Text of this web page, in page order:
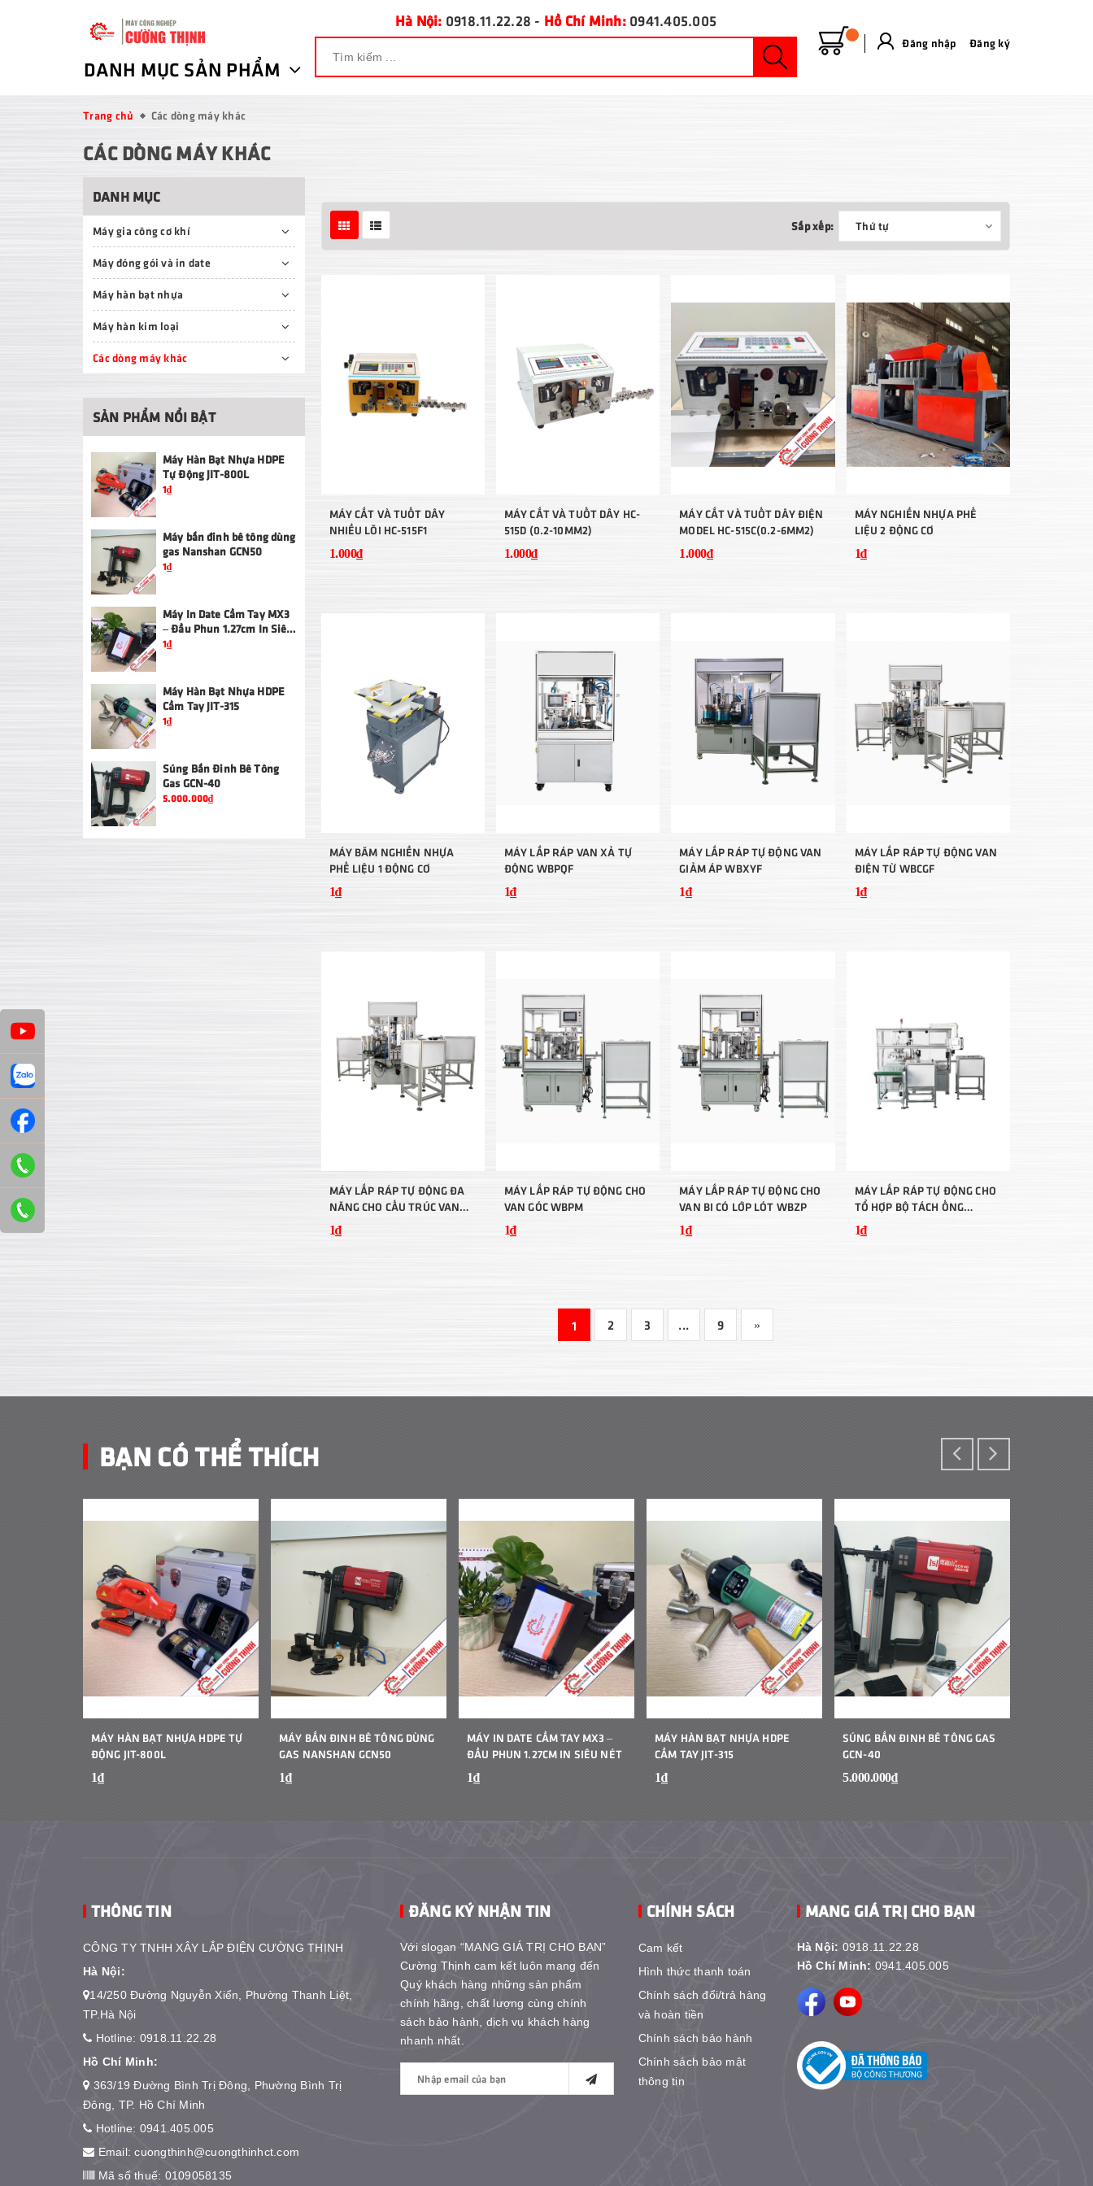
DANH MỤC SẢN PHẨM
Hà Nội: 0918.11.22.28 - Hồ Chí Minh: 0941.405.005
Đăng nhập Đăng ký
Trang chủ Các dòng máy khác
CÁC DÒNG MÁY KHÁC
Sắp xếp: Thứ tự
MÁY CẮT VÀ TUỐT DÂY
NHIỀU LÕI HC-515F1
1.000₫
MÁY CẮT VÀ TUỐT DÂY HC-
515D (0.2-10MM2)
1.000₫
MÁY CẮT VÀ TUỐT DÂY ĐIỆN
MODEL HC-515C(0.2-6MM2)
1.000₫
MÁY NGHIỀN NHỰA PHẾ
LIỆU 2 ĐỘNG CƠ
1₫
MÁY BĂM NGHIỀN NHỰA
PHẾ LIỆU 1 ĐỘNG CƠ
1₫
MÁY LẮP RÁP VAN XẢ TỰ
ĐỘNG WBPQF
1₫
MÁY LẮP RÁP TỰ ĐỘNG VAN
GIẢM ÁP WBXYF
1₫
MÁY LẮP RÁP TỰ ĐỘNG VAN
ĐIỆN TỪ WBCGF
1₫
MÁY LẮP RÁP TỰ ĐỘNG ĐA
NĂNG CHO CẤU TRÚC VAN
WBZP
1₫
MÁY LẮP RÁP TỰ ĐỘNG CHO
VAN GÓC WBPM
1₫
MÁY LẮP RÁP TỰ ĐỘNG CHO
VAN BI CÓ LỚP LÓT WBZP
1₫
MÁY LẮP RÁP TỰ ĐỘNG CHO
TỔ HỢP BỘ TÁCH ỐNG
WBFSQ
1₫
1 2 3 ... 9 »
DANH MỤC
Máy gia công cơ khí
Máy đóng gói và in date
Máy hàn bạt nhựa
Máy hàn kim loại
Các dòng máy khác
SẢN PHẨM NỔI BẬT
Máy Hàn Bạt Nhựa HDPE
Tự Động JIT-800L
1₫
Máy bắn đinh bê tông dùng
gas Nanshan GCN50
1₫
Máy In Date Cầm Tay MX3
– Đầu Phun 1.27cm In Siêu
Nét
1₫
Máy Hàn Bạt Nhựa HDPE
Cầm Tay JIT-315
1₫
Súng Bắn Đinh Bê Tông
Gas GCN-40
5.000.000₫
BẠN CÓ THỂ THÍCH
MÁY HÀN BẠT NHỰA HDPE TỰ
ĐỘNG JIT-800L
1₫
MÁY BẮN ĐINH BÊ TÔNG DÙNG
GAS NANSHAN GCN50
1₫
MÁY IN DATE CẦM TAY MX3 –
ĐẦU PHUN 1.27CM IN SIÊU NÉT
1₫
MÁY HÀN BẠT NHỰA HDPE
CẦM TAY JIT-315
1₫
SÚNG BẮN ĐINH BÊ TÔNG GAS
GCN-40
5.000.000₫
THÔNG TIN
CÔNG TY TNHH XÂY LẮP ĐIỆN CƯỜNG THỊNH
Hà Nội:
14/250 Đường Nguyễn Xiển, Phường Thanh Liệt,
TP.Hà Nội
Hotline: 0918.11.22.28
Hồ Chí Minh:
363/19 Đường Bình Trị Đông, Phường Bình Trị
Đông, TP. Hồ Chí Minh
Hotline: 0941.405.005
Email:cuongthinh@cuongthinhct.com
Mã số thuế: 0109058135
ĐĂNG KÝ NHẬN TIN
Với slogan “MANG GIÁ TRỊ CHO BẠN”
Cường Thịnh cam kết luôn mang đến
Quý khách hàng những sản phẩm
chính hãng, chất lượng cùng chính
sách bảo hành, dịch vụ khách hàng
nhanh nhất.
CHÍNH SÁCH
Cam kết
Hình thức thanh toán
Chính sách đổi/trả hàng
và hoàn tiền
Chính sách bảo hành
Chính sách bảo mật
thông tin
MANG GIÁ TRỊ CHO BẠN
Hà Nội: 0918.11.22.28
Hồ Chí Minh: 0941.405.005